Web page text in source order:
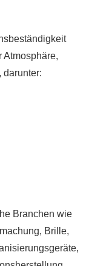
Atmosphäre,
darunter:
Branchen wie
Brille,